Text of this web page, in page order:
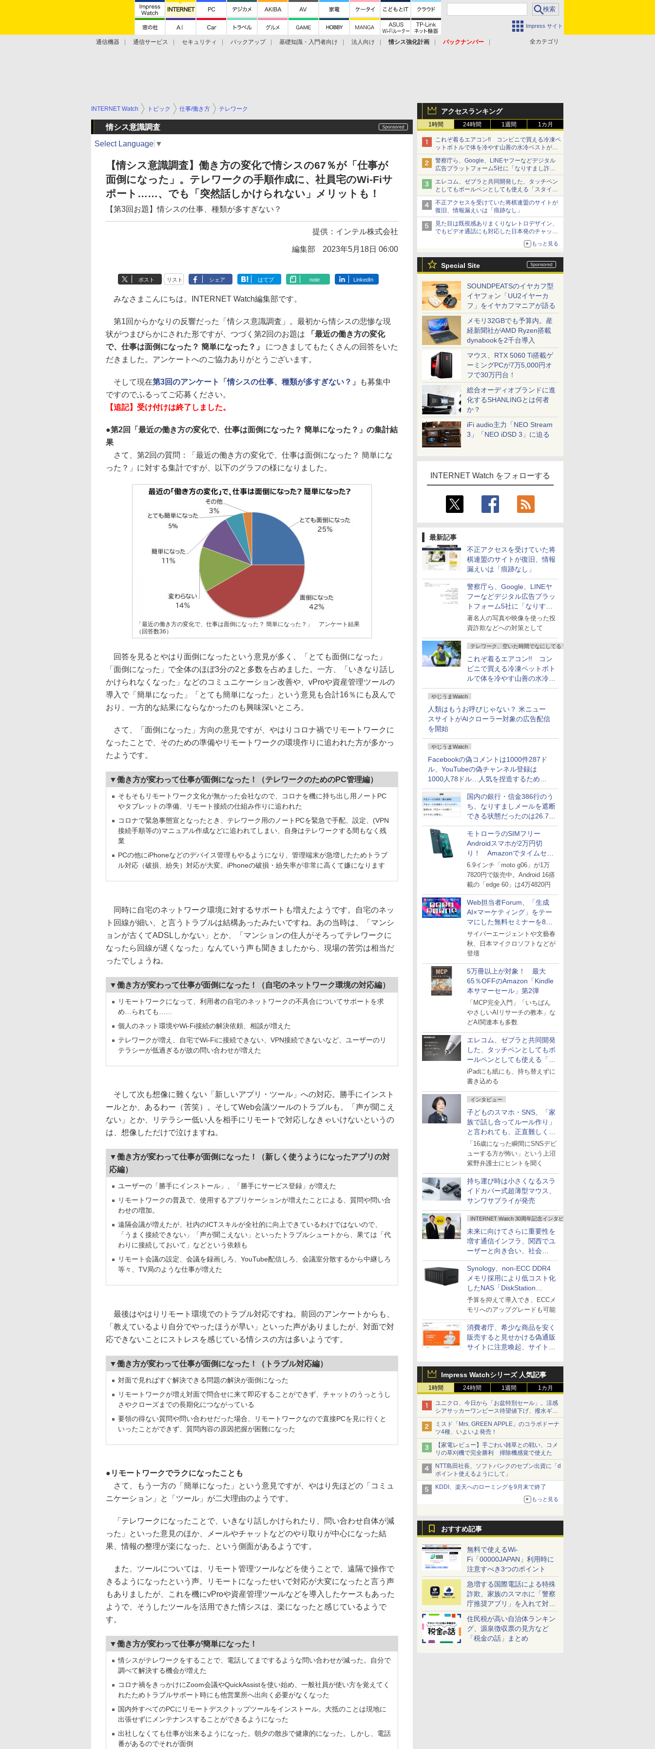
Impress サイト
全カテゴリ
通信機器 通信サービス セキュリティ バックアップ 基礎知識・入門者向け 法人向け 情シス強化計画
バックナンバー
アクセスランキング
1時間 24時間 1週間 1カ月
これぞ着るエアコン!! コンビニで買える冷凍ペ
ットボトルで体を冷やす山善の水冷ベストがロ
ードバイクにちょうどいい【ぼっち・ざ・ろー
ど！その14】【空いた時間でなにしてる？】
警察庁ら、Google、LINEヤフーなどデジタル
広告プラットフォーム5社に「なりすまし詐欺
広告」対策強化を要請 著名人の写真や映像を
使った投資詐欺などへの対策として
エレコム、ゼブラと共同開発した、タッチペン
としてもボールペンとしても使える「スタイラ
スツーウェイ」発売 iPadにも紙にも、持ち替
えずに書き込める
不正アクセスを受けていた将棋連盟のサイトが
復旧、情報漏えいは「痕跡なし」
見た目は既視感ありまくりなレトロデザイン、
でもビデオ通話にも対応した日本発のチャット
もっと見る
Special Site
SOUNDPEATSのイヤカフ型
イヤフォン「UU2イヤーカ
フ」をイヤカフマニアが語る
メモリ32GBでも予算内。産
経新聞社がAMD Ryzen搭載
dynabookを2千台導入
マウス、RTX 5060 Ti搭載ゲ
ーミングPCが7万5,000円オ
フで30万円台！
総合オーディオブランドに進
化するSHANLINGとは何者
か？
iFi audio主力「NEO Stream
3」「NEO iDSD 3」に迫る
INTERNET Watch をフォローする
最新記事
不正アクセスを受けていた将
棋連盟のサイトが復旧、情報
漏えいは「痕跡なし」
警察庁ら、Google、LINEヤ
フーなどデジタル広告プラッ
トフォーム5社に「なりすま
し詐欺広告」対策強化を要請
著名人の写真や映像を使った投
資詐欺などへの対策として
テレワーク、空いた時間でなにしてる？
これぞ着るエアコン!! コン
ビニで買える冷凍ペットボト
ルで体を冷やす山善の水冷ベ
ストがロードバイクにちょう
どいい【ぼっち・ざ・ろー
ど！その14】
やじうまWatch
人類はもうお呼びじゃない？ 米ニュー
スサイトがAIクローラー対象の広告配信
を開始
やじうまWatch
Facebookの偽コメントは1000件287ド
ル、YouTubeの偽チャンネル登録は
1000人78ドル…人気を捏造するための
価格リストが公開中
国内の銀行・信金386行のう
ち、なりすましメールを遮断
できる状態だったのは26.7％
にとどまる～GMOブランド
セキュリティ調査
モトローラのSIMフリー
Androidスマホが2万円切
り！ Amazonでタイムセー
ル
6.9インチ「moto g06」が1万
7820円で販売中。Android 16搭
載の「edge 60」は4万4820円
Web担当者Forum、「生成
AI×マーケティング」をテー
マにした無料セミナーを8月
27日にオンライン開催
サイバーエージェントや文藝春
秋、日本マイクロソフトなどが
登壇
5万冊以上が対象！ 最大
65％OFFのAmazon「Kindle
本サマーセール」第2弾
「MCP完全入門」「いちばん
やさしいAIリサーチの教本」な
どAI関連本も多数
エレコム、ゼブラと共同開発
した、タッチペンとしてもボ
ールペンとしても使える「ス
タイラスツーウェイ」発売
iPadにも紙にも、持ち替えずに
書き込める
インタビュー
子どものスマホ・SNS、「家
族で話し合ってルール作り」
と言われても、正直難しくな
いですか？
「16歳になった瞬間にSNSデビ
ューする方が怖い」という上沼
紫野弁護士にヒントを聞く
持ち運び時は小さくなるスラ
イドカバー式超薄型マウス、
サンワサプライが発売
INTERNET Watch 30周年記念インタビュー
未来に向けてさらに重要性を
増す通信インフラ、関西でユ
ーザーと向き合い、社会
の“あたらしい”を起動し続け
る～オプテージ
Synology、non-ECC DDR4
メモリ採用により低コスト化
したNAS「DiskStation
neo+」シリーズ
予算を抑えて導入でき、ECCメ
モリへのアップグレードも可能
消費者庁、希少な商品を安く
販売すると見せかける偽通販
サイトに注意喚起、サイト名
Impress Watchシリーズ 人気記事
1時間 24時間 1週間 1カ月
ユニクロ、今日から「お盆特別セール」。涼感
シアサッカーワンピース待望値下げ、撥水ギア
ショーツは1990円に
ミスド「Mrs. GREEN APPLE」のコラボドーナ
ツ4種、いよいよ発売！
【家電レビュー】手ごわい雑草との戦い、コメ
リの草刈機で完全勝利 掃除機感覚で使えた
NTT島田社長、ソフトバンクのセブン出資に「d
ポイント使えるようにして」
KDDI、楽天へのローミングを9月末で終了
もっと見る
おすすめ記事
無料で使えるWi-
Fi「00000JAPAN」利用時に
注意すべき3つのポイント
急増する国際電話による特殊
詐欺、家族のスマホに「警察
庁推奨アプリ」を入れて対策
しよう！
住民税が高い自治体ランキン
グ、源泉徴収票の見方など
「税金の話」まとめ
INTERNET Watch トピック 仕事/働き方 テレワーク
情シス意識調査
Select Language ▼
【情シス意識調査】働き方の変化で情シスの67％が「仕事が
面倒になった」。テレワークの手順作成に、社員宅のWi-Fiサ
ポート……、でも「突然話しかけられない」メリットも！
【第3回お題】情シスの仕事、種類が多すぎない？
提供： インテル株式会社
編集部 2023年5月18日 06:00
ポスト リスト シェア はてブ note LinkedIn
みなさまこんにちは。INTERNET Watch編集部です。
第1回からかなりの反響だった「情シス意識調査」。最初から情シスの悲惨な現
状がつまびらかにされた形ですが、つづく第2回のお題は 「最近の働き方の変化
で、仕事は面倒になった？ 簡単になった？」 につきましてもたくさんの回答をいた
だきました。アンケートへのご協力ありがとうございます。
そして現在第3回のアンケート「情シスの仕事、種類が多すぎない？」
も募集中
ですのでふるってご応募ください。
【追記】受け付けは終了しました。
第2回「最近の働き方の変化で、仕事は面倒になった？ 簡単になった？」の集計結
果
さて、第2回の質問：「最近の働き方の変化で、仕事は面倒になった？ 簡単にな
った？」に対する集計ですが、以下のグラフの様になりました。
「最近の働き方の変化で、仕事は面倒になった？ 簡単になった？」 アンケート結果
（回答数36）
回答を見るとやはり面倒になったという意見が多く、「とても面倒になった」
「面倒になった」で全体のほぼ3分の2と多数を占めました。一方、「いきなり話し
かけられなくなった」などのコミュニケーション改善や、vProや資産管理ツールの
導入で「簡単になった」「とても簡単になった」という意見も合計16％にも及んで
おり、一方的な結果にならなかったのも興味深いところ。
さて、「面倒になった」方向の意見ですが、やはりコロナ禍でリモートワークに
なったことで、そのための準備やリモートワークの環境作りに追われた方が多かっ
たようです。
▼働き方が変わって仕事が面倒になった！（テレワークのためのPC管理編）
そもそもリモートワーク文化が無かった会社なので、コロナを機に持ち出し用ノートPC
やタブレットの準備、リモート接続の仕組み作りに追われた
コロナで緊急事態宣となったとき、テレワーク用のノートPCを緊急で手配、設定、(VPN
接続手順等の)マニュアル作成などに追われてしまい、自身はテレワークする間もなく残
業
PCの他にiPhoneなどのデバイス管理もやるようになり、管理端末が急増したためトラブ
ル対応（破損、紛失）対応が大変。iPhoneの破損・紛失率が非常に高くて嫌になります
同時に自宅のネットワーク環境に対するサポートも増えたようです。自宅のネッ
ト回線が細い、と言うトラブルは結構あったみたいですね。あの当時は、「マンシ
ョンが古くてADSLしかない」とか、「マンションの住人がそろってテレワークに
なったら回線が遅くなった」なんていう声も聞きましたから、現場の苦労は相当だ
ったでしょうね。
▼働き方が変わって仕事が面倒になった！（自宅のネットワーク環境の対応編）
リモートワークになって、利用者の自宅のネットワークの不具合についてサポートを求
め…られても……
個人のネット環境やWi-Fi接続の解決依頼、相談が増えた
テレワークが増え、自宅でWi-Fiに接続できない、VPN接続できないなど、ユーザーのリ
テラシーが低過ぎるが故の問い合わせが増えた
そして次も想像に難くない「新しいアプリ・ツール」への対応。勝手にインスト
ールとか、あるわー（苦笑）。そしてWeb会議ツールのトラブルも。「声が聞こえ
ない」とか、リテラシー低い人を相手にリモートで対応しなきゃいけないというの
は、想像しただけで泣けますね。
▼働き方が変わって仕事が面倒になった！（新しく使うようになったアプリの対
応編）
ユーザーの「勝手にインストール」、「勝手にサービス登録」が増えた
リモートワークの普及で、使用するアプリケーションが増えたことによる、質問や問い合
わせの増加。
遠隔会議が増えたが、社内のICTスキルが全社的に向上できているわけではないので、
「うまく接続できない」「声が聞こえない」といったトラブルシュートから、果ては「代
わりに接続しておいて」などという依頼も
リモート会議の設定、会議を録画しろ、YouTube配信しろ、会議室分散するから中継しろ
等々、TV局のような仕事が増えた
最後はやはりリモート環境でのトラブル対応ですね。前回のアンケートからも、
「教えているより自分でやったほうが早い」といった声がありましたが、対面で対
応できないことにストレスを感じている情シスの方は多いようです。
▼働き方が変わって仕事が面倒になった！（トラブル対応編）
対面で見ればすぐ解決できる問題の解決が面倒になった
リモートワークが増え対面で問合せに来て即応することができず、チャットのうっとうし
さやクローズまでの長期化につながっている
要領の得ない質問や問い合わせだった場合、リモートワークなので直接PCを見に行くと
いったことができず、質問内容の原因把握が困難になった
リモートワークでラクになったことも
さて、もう一方の「簡単になった」という意見ですが、やはり先ほどの「コミュ
ニケーション」と「ツール」が二大理由のようです。
「テレワークになったことで、いきなり話しかけられたり、問い合わせ自体が減
った」といった意見のほか、メールやチャットなどのやり取りが中心になった結
果、情報の整理が楽になった、という側面があるようです。
また、ツールについては、リモート管理ツールなどを使うことで、遠隔で操作で
きるようになったという声。リモートになったせいで対応が大変になったと言う声
もありましたが、これを機にvProや資産管理ツールなどを導入したケースもあった
ようで、そうしたツールを活用できた情シスは、楽になったと感じているようで
す。
▼働き方が変わって仕事が簡単になった！
情シスがテレワークをすることで、電話してまでするような問い合わせが減った。自分で
調べて解決する機会が増えた
コロナ禍をきっかけにZoom会議やQuickAssistを使い始め、一般社員が使い方を覚えてく
れたためトラブルサポート時にも他営業所へ出向く必要がなくなった
国内外すべてのPCにリモートデスクトップツールをインストール。大抵のことは現地に
出張せずにメンテナンスすることができるようになった
出社しなくても仕事が出来るようになった。朝夕の散歩で健康的になった。しかし、電話
番があるのでそれが面倒